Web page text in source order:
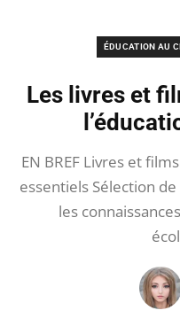
ÉDUCATION AU
Les livres et
EN BREF Livres et
essentiels Sélection
les